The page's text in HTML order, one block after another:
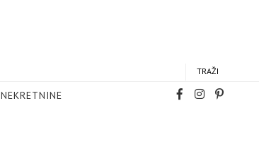
TRAŽI
NEKRETNINE